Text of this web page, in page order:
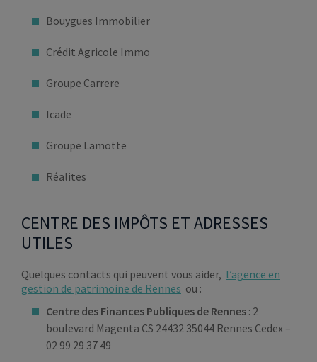
Bouygues Immobilier
Crédit Agricole Immo
Groupe Carrere
Icade
Groupe Lamotte
Réalites
CENTRE DES IMPÔTS ET ADRESSES
UTILES
Quelques contacts qui peuvent vous aider, l’agence en
gestion de patrimoine de Rennes ou :
Centre des Finances Publiques de Rennes : 2
boulevard Magenta CS 24432 35044 Rennes Cedex –
02 99 29 37 49